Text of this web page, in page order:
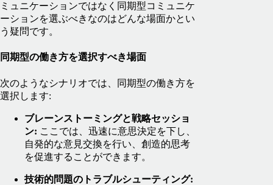
ミュニケーションではなく同期型コミュニケ
ーションを選ぶべきなのはどんな場面かとい
う疑問です。
同期型の働き方を選択すべき場面
次のようなシナリオでは、同期型の働き方を
選択します:
ブレーンストーミングと戦略セッショ
ン: ここでは、迅速に意思決定を下し、
自発的な意見交換を行い、創造的思考
を促進することができます。
技術的問題のトラブルシューティング: